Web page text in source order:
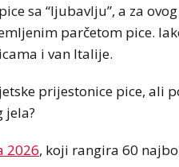
sa “ljubavlju”, a za
parčetom pice.
i van Italije.
prijestonice pice, ali
jela?
2026, koji rangira 60